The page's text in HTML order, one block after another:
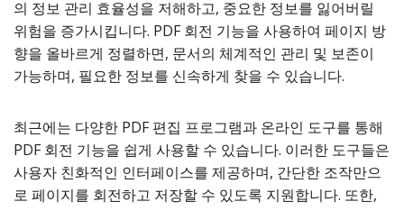
의 정보 관리 효율성을 저해하고, 중요한 정보를 잃어버릴
위험을 증가시킵니다. PDF 회전 기능을 사용하여 페이지 방
향을 올바르게 정렬하면, 문서의 체계적인 관리 및 보존이
가능하며, 필요한 정보를 신속하게 찾을 수 있습니다.
최근에는 다양한 PDF 편집 프로그램과 온라인 도구를 통해
PDF 회전 기능을 쉽게 사용할 수 있습니다. 이러한 도구들은
사용자 친화적인 인터페이스를 제공하며, 간단한 조작만으
로 페이지를 회전하고 저장할 수 있도록 지원합니다. 또한,